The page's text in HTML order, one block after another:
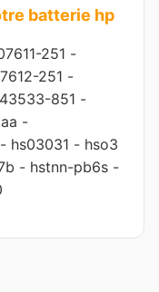
batterie hp
251 -
251 -
851 -
-
- hs03031 - hso3
- hstnn-pb6s -